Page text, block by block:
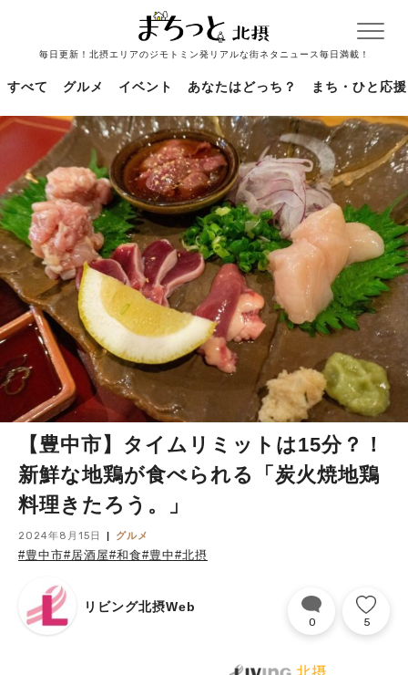
毎日更新！北摂エリアのジモトミン発リアルな街ネタニュース毎日満載！
すべて グルメ イベント あなたはどっち？ まち・ひと応援
【豊中市】タイムリミットは15分？！
新鮮な地鶏が食べられる「炭火焼地鶏
料理きたろう。」
2024年8月15日 グルメ
#豊中市#居酒屋#和食#豊中#北摂
リビング北摂Web
0 5